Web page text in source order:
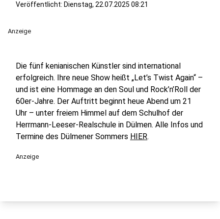
Veröffentlicht: Dienstag, 22.07.2025 08:21
Anzeige
Die fünf kenianischen Künstler sind international
erfolgreich. Ihre neue Show heißt „Let’s Twist Again“ –
und ist eine Hommage an den Soul und Rock’n’Roll der
60er-Jahre. Der Auftritt beginnt heue Abend um 21
Uhr – unter freiem Himmel auf dem Schulhof der
Herrmann-Leeser-Realschule in Dülmen. Alle Infos und
Termine des Dülmener Sommers HIER.
Anzeige